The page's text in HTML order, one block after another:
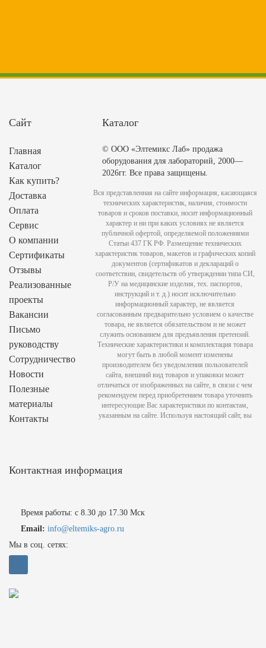
Сайт
Главная
Каталог
Как купить?
Доставка
Оплата
Сервис
О компании
Сертификаты
Отзывы
Реализованные
проекты
Вакансии
Письмо
руководству
Сотрудничество
Новости
Полезные
материалы
Контакты
Каталог
Контактная информация
Время работы: с 8.30 до 17.30 Мск
Email: info@eltemiks-agro.ru
Мы в соц. сетях:
© ООО «Элтемикс Лаб» продажа
оборудования для лабораторий, 2000—
2026гг. Все права защищены.
Вся представленная на сайте информация, касающаяся
технических характеристик, наличия, стоимости
товаров и сроков поставки, носит информационный
характер и ни при каких условиях не является
публичной офертой, определяемой положениями
Статьи 437 ГК РФ. Размещение технических
характеристик товаров, макетов и графических копий
документов (сертификатов и деклараций о
соответствии, свидетельств об утверждении типа СИ,
Р/У на медицинские изделия, тех. паспортов,
инструкций и т. д.) носит исключительно
информационный характер, не является
согласованным предварительно условием о качестве
товара, не является обязательством и не может
служить основанием для предъявления претензий.
Технические характеристики и комплектация товара
могут быть в любой момент изменены
производителем без уведомления пользователей
сайта, внешний вид товаров и упаковки может
отличаться от изображенных на сайте, в связи с чем
рекомендуем перед приобретением товара уточнить
интересующие Вас характеристики по контактам,
указанным на сайте. Используя настоящий сайт, вы